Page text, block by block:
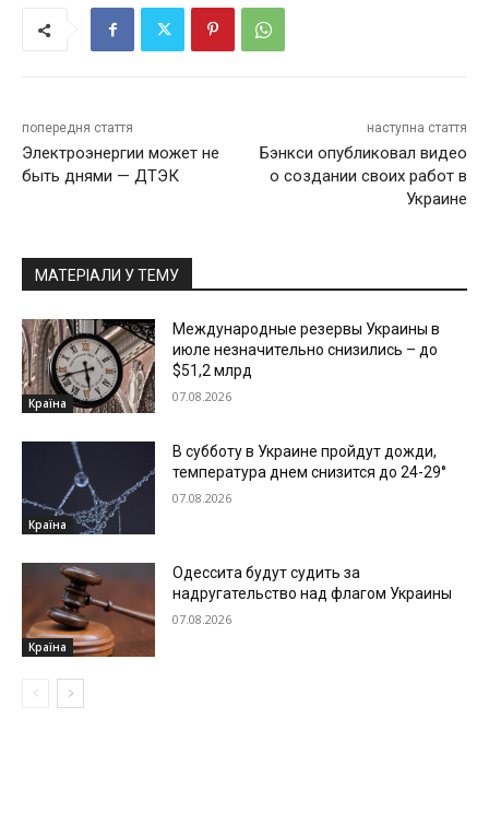
попередня стаття
Электроэнергии может не
быть днями — ДТЭК
наступна стаття
Бэнкси опубликовал видео
о создании своих работ в
Украине
МАТЕРІАЛИ У ТЕМУ
Країна
Международные резервы Украины в
июле незначительно снизились – до
$51,2 млрд
07.08.2026
Країна
В субботу в Украине пройдут дожди,
температура днем снизится до 24-29°
07.08.2026
Країна
Одессита будут судить за
надругательство над флагом Украины
07.08.2026